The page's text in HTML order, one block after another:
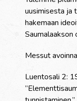
uusimisesta ja
hakemaan
Messut
Luentosali 2: